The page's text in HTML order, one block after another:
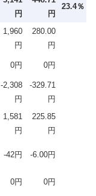
円
円
23.4％
1,960
円
280.00
円
0円 0円
-2,308
円
-329.71
円
1,581
円
225.85
円
-42円 -6.00円
0円 0円